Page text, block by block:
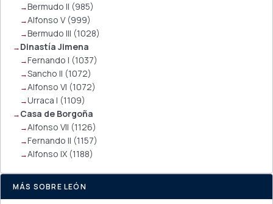
Bermudo II (985)
Alfonso V (999)
Bermudo III (1028)
Dinastía Jimena
Fernando I (1037)
Sancho II (1072)
Alfonso VI (1072)
Urraca I (1109)
Casa de Borgoña
Alfonso VII (1126)
Fernando II (1157)
Alfonso IX (1188)
MÁS SOBRE LEÓN